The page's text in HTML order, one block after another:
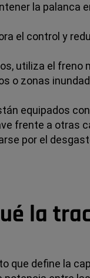
la palanca
el control y
utiliza el
o zonas
equipados
frente a otras
por el
la
que define la